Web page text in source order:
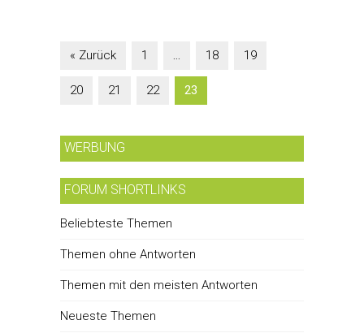
« Zurück 1 … 18 19
20 21 22 23
WERBUNG
FORUM SHORTLINKS
Beliebteste Themen
Themen ohne Antworten
Themen mit den meisten Antworten
Neueste Themen